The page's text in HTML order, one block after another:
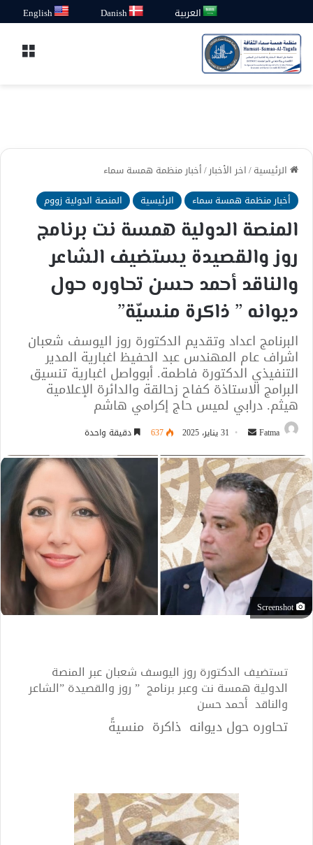
العربية Danish
English
الرئيسية/اخر الأخبار/أخبار منظمة همسة سماء
أخبار منظمة همسة سماء
الرئيسية المنصة الدولية زووم
المنصة الدولية همسة نت برنامج
روز والقصيدة يستضيف الشاعر
والناقد أحمد حسن تحاوره حول
ديوانه ” ذاكرة منسيّة”
البرنامج اعداد وتقديم الدكتورة روز اليوسف شعبان
اشراف عام المهندس عبد الحفيظ اغبارية المدير
التنفيذي الدكتورة فاطمة. أبوواصل اغبارية تنسيق
البرامج الاستاذة كفاح زحالقة والدائرة الإعلامية
هيثم. درابي لميس حاج إكرامي هاشم
Fatma
أرسل
إلكترونيا
31 يناير، 2025 637 دقيقة واحدة
Screenshot
تستضيف الدكتورة روز اليوسف شعبان عبر المنصة
الدولية همسة نت وعبر برنامج ” روز والقصيدة ”الشاعر
والناقد أحمد حسن
تحاوره حول ديوانه ذاكرة منسيةً